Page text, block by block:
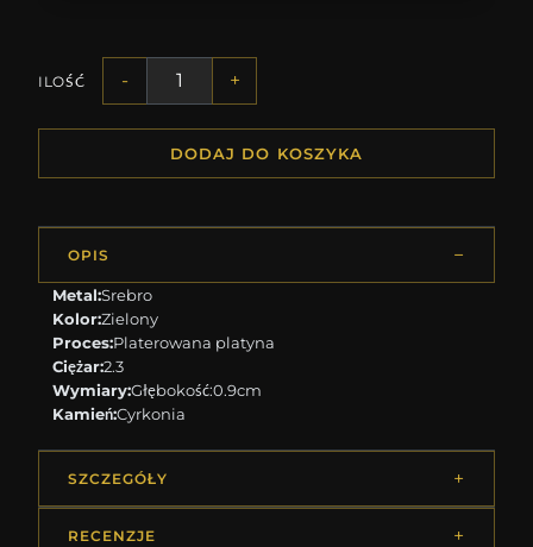
ILOŚĆ - +
DODAJ DO KOSZYKA
OPIS
Metal:Srebro
Kolor:Zielony
Proces:Platerowana platyna
Ciężar:2.3
Wymiary:Głębokość:0.9cm
Kamień:Cyrkonia
SZCZEGÓŁY
RECENZJE